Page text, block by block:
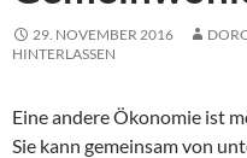
29. NOVEMBER 2016
HINTERLASSEN
Eine andere Ökonomie ist
Sie kann gemeinsam von